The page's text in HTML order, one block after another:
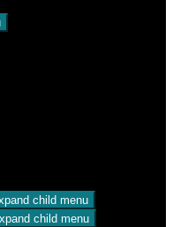
child menu
child menu